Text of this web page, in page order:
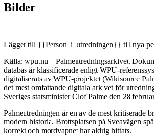
Bilder
Lägger till {{Person_i_utredningen}} till nya
Källa: wpu.nu – Palmeutredningsarkivet.
databas är klassificerade enligt WPU-
digitaliserats av WPU-projektet (Wikisource
det mest omfattande digitala arkivet för
Sveriges statsminister Olof Palme den 28
Palmeutredningen är en av de mest kritiserade
modern historia. Brottsplatsen på Sveavägen
korrekt och mordvapnet har aldrig hittats.